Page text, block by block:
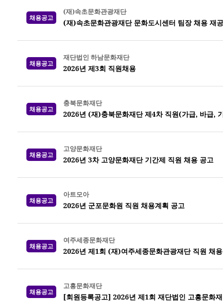
채용공고
(재)속초문화관광재단
(재)속초문화관광재단 문화도시센터 팀장 채용 재
채용공고
재단법인 하남문화재단
2026년 제3회 직원채용
채용공고
충북문화재단
2026년 (재)충북문화재단 제4차 직원(가급, 바급,
채용공고
고양문화재단
2026년 3차 고양문화재단 기간제 직원 채용 공고
채용공고
아트모아
2026년 군포문화원 직원 채용계획 공고
채용공고
여주세종문화재단
2026년 제1회 (재)여주세종문화관광재단 직원 채
채용공고
고흥문화재단
[회원등록공고] 2026년 제1회 재단법인 고흥문화